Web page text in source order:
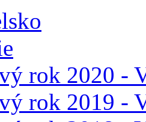
rok 2020 -
rok 2019 -